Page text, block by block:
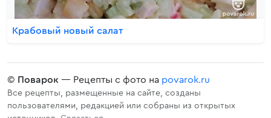
Крабовый новый салат
© Поварок — Рецепты с фото на povarok.ru
Все рецепты, размещенные на сайте, созданы
пользователями, редакцией или собраны из открытых